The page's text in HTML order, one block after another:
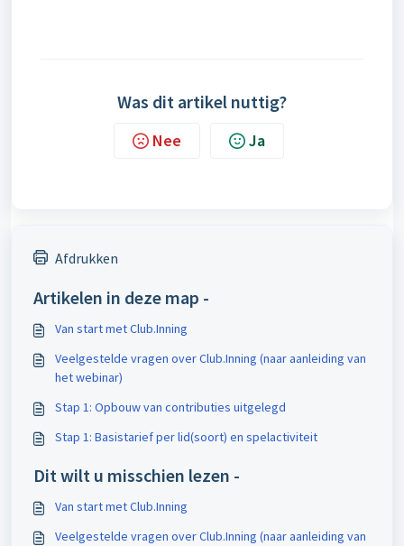
Was dit artikel nuttig?
Nee Ja
Afdrukken
Artikelen in deze map -
Van start met Club.Inning
Veelgestelde vragen over Club.Inning (naar aanleiding van
het webinar)
Stap 1: Opbouw van contributies uitgelegd
Stap 1: Basistarief per lid(soort) en spelactiviteit
Dit wilt u misschien lezen -
Van start met Club.Inning
Veelgestelde vragen over Club.Inning (naar aanleiding van